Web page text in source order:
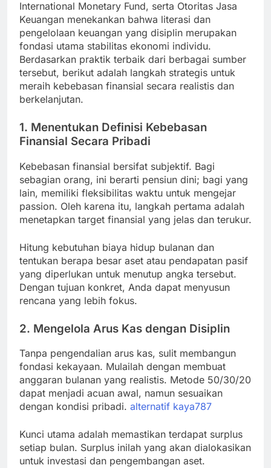
International Monetary Fund, serta Otoritas Jasa
Keuangan menekankan bahwa literasi dan
pengelolaan keuangan yang disiplin merupakan
fondasi utama stabilitas ekonomi individu.
Berdasarkan praktik terbaik dari berbagai sumber
tersebut, berikut adalah langkah strategis untuk
meraih kebebasan finansial secara realistis dan
berkelanjutan.
1. Menentukan Definisi Kebebasan
Finansial Secara Pribadi
Kebebasan finansial bersifat subjektif. Bagi
sebagian orang, ini berarti pensiun dini; bagi yang
lain, memiliki fleksibilitas waktu untuk mengejar
passion. Oleh karena itu, langkah pertama adalah
menetapkan target finansial yang jelas dan terukur.
Hitung kebutuhan biaya hidup bulanan dan
tentukan berapa besar aset atau pendapatan pasif
yang diperlukan untuk menutup angka tersebut.
Dengan tujuan konkret, Anda dapat menyusun
rencana yang lebih fokus.
2. Mengelola Arus Kas dengan Disiplin
Tanpa pengendalian arus kas, sulit membangun
fondasi kekayaan. Mulailah dengan membuat
anggaran bulanan yang realistis. Metode 50/30/20
dapat menjadi acuan awal, namun sesuaikan
dengan kondisi pribadi. alternatif kaya787
Kunci utama adalah memastikan terdapat surplus
setiap bulan. Surplus inilah yang akan dialokasikan
untuk investasi dan pengembangan aset.